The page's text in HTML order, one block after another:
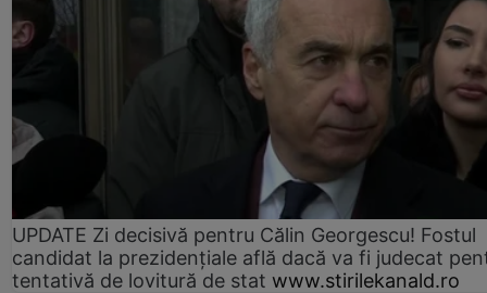
UPDATE Zi decisivă pentru Călin Georgescu! Fostul
candidat la prezidențiale află dacă va fi judecat
tentativă de lovitură de stat www.stirilekanald.ro